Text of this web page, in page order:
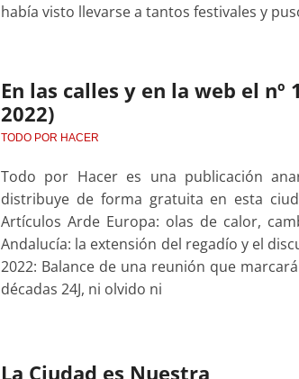
había visto llevarse a tantos festivales y
En las calles y en la web el
2022)
TODO POR HACER
Todo por Hacer es una publicación
distribuye de forma gratuita en esta
Artículos Arde Europa: olas de calor,
Andalucía: la extensión del regadío y el
2022: Balance de una reunión que
décadas 24J, ni olvido ni
La Ciudad es Nuestra